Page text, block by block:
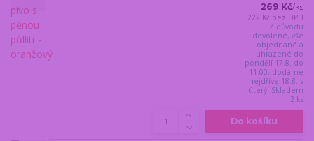
269 Kč/ks
222 Kč bez DPH
Z důvodu
dovolené, vše
objednané a
uhrazené do
pondělí 17.8. do
11:00, dodáme
nejdříve 18.8. v
úterý. Skladem
2 ks
Do košíku